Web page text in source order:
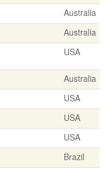
Australia
Australia
USA
Australia
USA
USA
USA
Brazil